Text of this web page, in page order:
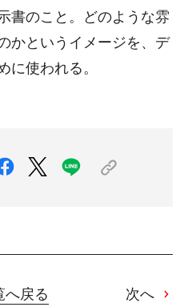
書のこと。どのような雰
かというイメージを、デ
に使われる。
へ戻る 次へ